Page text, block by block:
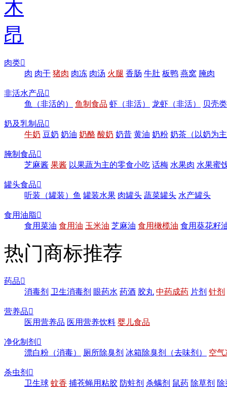
肉类
肉 肉干 猪肉 肉冻 肉汤 火腿 香肠 牛肚 板鸭 燕窝 腌肉
非活水产品
鱼（非活的）
鱼制食品 虾（非活） 龙虾（非活） 贝壳
奶及乳制品
牛奶 豆奶 奶油 奶酪 酸奶 奶昔 黄油 奶粉 奶茶（以奶为
腌制食品
芝麻酱 果酱 以果蔬为主的零食小吃 话梅 水果肉 水果蜜
罐头食品
听装（罐装）鱼 罐装水果 肉罐头 蔬菜罐头 水产罐头
食用油脂
食用菜油 食用油 玉米油 芝麻油 食用橄榄油 食用葵花籽
热门商标推荐
药品
消毒剂 卫生消毒剂 眼药水 药酒 胶丸 中药成药 片剂 针剂
营养品
医用营养品 医用营养饮料 婴儿食品
净化制剂 
漂白粉（消毒）
厕所除臭剂 冰箱除臭剂（去味剂） 空气
杀虫剂 
卫生球 蚊香 捕苍蝇用粘胶 防蛀剂 杀螨剂 鼠药 除草剂